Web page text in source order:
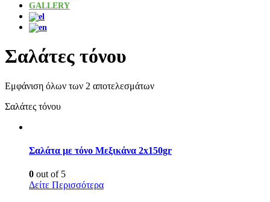
GALLERY
Σαλάτες τόνου
Εμφάνιση όλων των 2 αποτελεσμάτων
Σαλάτες τόνου
Σαλάτα με τόνο Μεξικάνα 2x150gr
0 out of 5
Δείτε Περισσότερα